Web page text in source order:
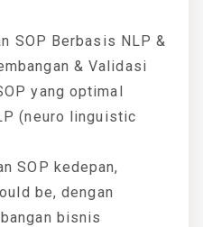
SOP Berbasis NLP &
& Validasi
yang optimal
(neuro linguistic
SOP kedepan,
be, dengan
bisnis